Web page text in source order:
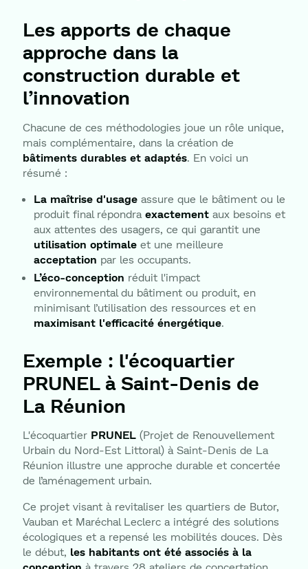
Les apports de chaque
approche dans la
construction durable et
l’innovation
Chacune de ces méthodologies joue un rôle unique,
mais complémentaire, dans la création de
bâtiments durables et adaptés. En voici un
résumé :
La maîtrise d'usageassure que le bâtiment ou le
produit final répondra exactementaux besoins et
aux attentes des usagers, ce qui garantit une
utilisation optimaleet une meilleure
acceptation par les occupants.
L’éco-conception réduit l'impact
environnemental du bâtiment ou produit, en
minimisant l’utilisation des ressources et en
maximisant l'efficacité énergétique.
Exemple : l'écoquartier
PRUNEL à Saint-Denis de
La Réunion
L'écoquartier PRUNEL(Projet de Renouvellement
Urbain du Nord-Est Littoral) à Saint-Denis de La
Réunion illustre une approche durable et concertée
de l’aménagement urbain.
Ce projet visant à revitaliser les quartiers de Butor,
Vauban et Maréchal Leclerc a intégré des solutions
écologiques et a repensé les mobilités douces. Dès
le début, les habitants ont été associés à la